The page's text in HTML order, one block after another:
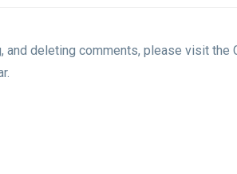
deleting comments, please visit the
.